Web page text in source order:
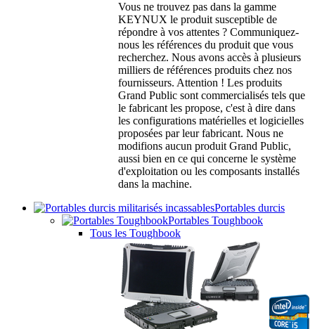
Vous ne trouvez pas dans la gamme
KEYNUX le produit susceptible de
répondre à vos attentes ? Communiquez-
nous les références du produit que vous
recherchez. Nous avons accès à plusieurs
milliers de références produits chez nos
fournisseurs. Attention ! Les produits
Grand Public sont commercialisés tels que
le fabricant les propose, c'est à dire dans
les configurations matérielles et logicielles
proposées par leur fabricant. Nous ne
modifions aucun produit Grand Public,
aussi bien en ce qui concerne le système
d'exploitation ou les composants installés
dans la machine.
Portables durcis
Portables Toughbook
Tous les Toughbook